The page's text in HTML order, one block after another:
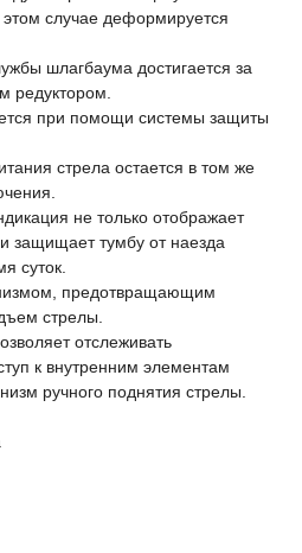
случае деформируется
шлагбаума достигается за
редуктором.
при помощи системы защиты
стрела остается в том же
не только отображает
защищает тумбу от наезда
суток.
предотвращающим
стрелы.
отслеживать
к внутренним элементам
ручного поднятия стрелы.